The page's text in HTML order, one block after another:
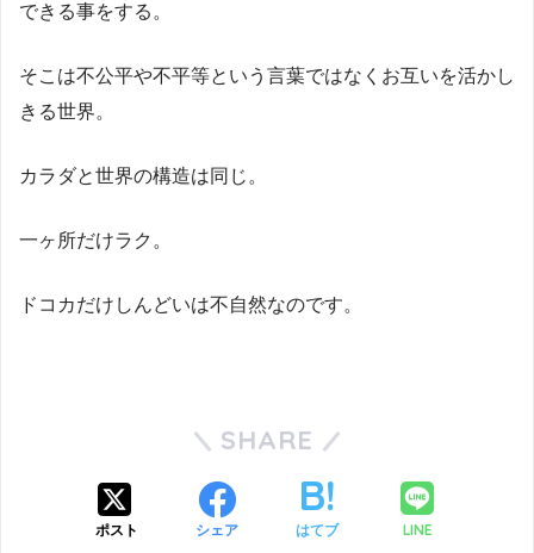
できる事をする。
そこは不公平や不平等という言葉ではなくお互いを活かし
きる世界。
カラダと世界の構造は同じ。
一ヶ所だけラク。
ドコカだけしんどいは不自然なのです。
SHARE
ポスト シェア はてブ LINE